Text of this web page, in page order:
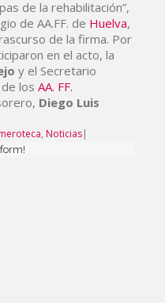
de la rehabilitación”,
de AA.FF. de Huelva,
de la firma. Por
en el acto, la
y el Secretario
los AA. FF.
Diego Luis
, Noticias|